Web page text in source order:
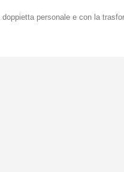
personale e con la